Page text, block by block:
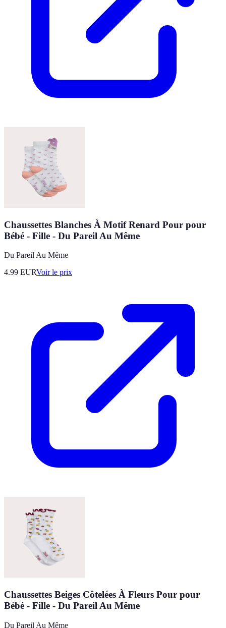
Chaussettes Blanches À Motif Renard Pour pour
Bébé - Fille - Du Pareil Au Même
Du Pareil Au Même
4.99 EURVoir le prix
Chaussettes Beiges Côtelées À Fleurs Pour pour
Bébé - Fille - Du Pareil Au Même
Du Pareil Au Même